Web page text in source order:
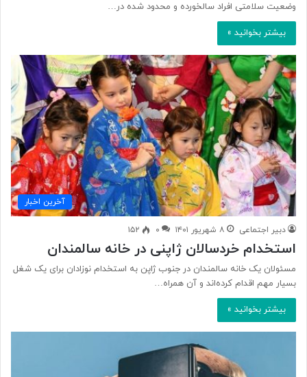
وضعیت سلامتی افراد سالخورده و محدود شده در…
بیشتر بخوانید »
آخرین اخبار
دبیر اجتماعی ۸ شهریور ۱۴۰۱ ۰ ۱۵۲
استخدام خردسالان ژاپنی در خانه سالمندان
مسئولان یک خانه سالمندان در جنوب ژاپن به استخدام نوزادان برای یک شغل
بسیار مهم اقدام کرده‌اند و آن همراه…
بیشتر بخوانید »